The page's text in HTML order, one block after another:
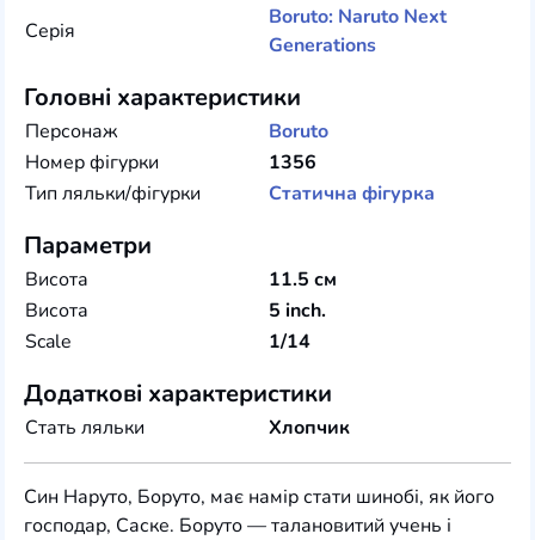
Серія
Boruto: Naruto Next
Generations
Головні характеристики
Персонаж
Boruto
Номер фігурки
1356
Тип ляльки/фігурки
Статична фігурка
Параметри
Висота
11.5 см
Висота
5 inch.
Scale
1/14
Додаткові характеристики
Стать ляльки Хлопчик
Син Наруто, Боруто, має намір стати шинобі, як його
господар, Саске. Боруто — талановитий учень і